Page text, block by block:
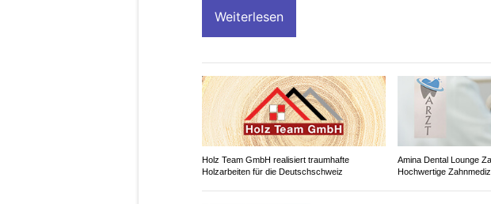
Weiterlesen
Holz Team GmbH realisiert traumhafte
Holzarbeiten für die Deutschschweiz
Amina Dental Lounge
Hochwertige